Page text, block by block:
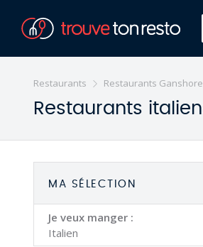
Restaurants Restaurants
Restaurants
MA SÉLECTION
Je veux manger :
Italien